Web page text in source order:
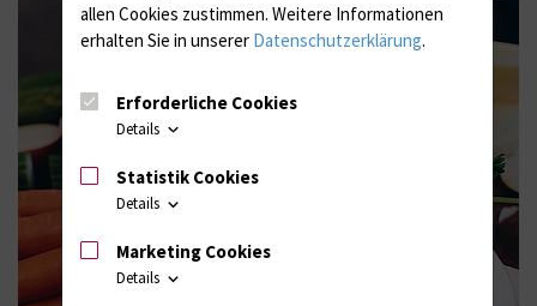
allen Cookies zustimmen. Weitere Informationen
erhalten Sie in unserer Datenschutzerklärung.
Erforderliche Cookies
Details
Statistik Cookies
Details
Marketing Cookies
Details